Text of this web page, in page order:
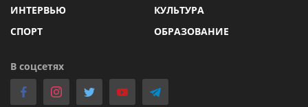
ИНТЕРВЬЮ
КУЛЬТУРА
СПОРТ
ОБРАЗОВАНИЕ
В соцсетях